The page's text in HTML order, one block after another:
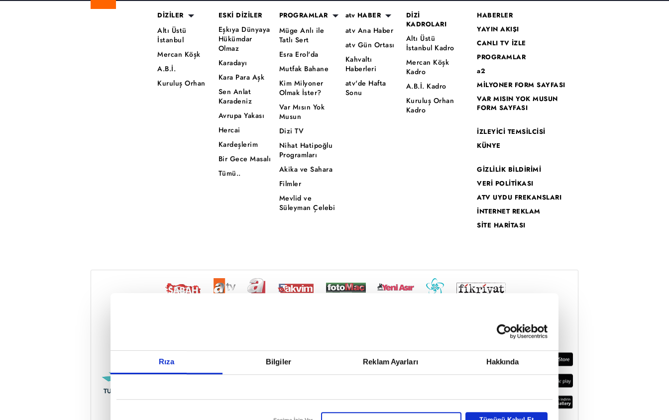
Rıza Bilgiler Reklam Ayarları Hakkında
Reddet
DİZİLER
Altı Üstü
İstanbul
Mercan Köşk
A.B.İ.
Kuruluş Orhan
ESKİ DİZİLER
Eşkıya Dünyaya
Hükümdar
Olmaz
Karadayı
Kara Para Aşk
Sen Anlat
Karadeniz
Avrupa Yakası
Hercai
Kardeşlerim
Bir Gece Masalı
Tümü..
PROGRAMLAR
Müge Anlı ile
Tatlı Sert
Esra Erol'da
Mutfak Bahane
Kim Milyoner
Olmak İster?
Var Mısın Yok
Musun
Dizi TV
Nihat Hatipoğlu
Programları
Akika ve Sahara
Filmler
Mevlid ve
Süleyman Çelebi
atv HABER
atv Ana Haber
atv Gün Ortası
Kahvaltı
Haberleri
atv'de Hafta
Sonu
DİZİ
KADROLARI
Altı Üstü
İstanbul Kadro
Mercan Köşk
Kadro
A.B.İ. Kadro
Kuruluş Orhan
Kadro
HABERLER
YAYIN AKIŞI
CANLI TV İZLE
PROGRAMLAR
a2
MİLYONER FORM SAYFASI
VAR MISIN YOK MUSUN
FORM SAYFASI
İZLEYİCİ TEMSİLCİSİ
KÜNYE
GİZLİLİK BİLDİRİMİ
VERİ POLİTİKASI
ATV UYDU FREKANSLARI
İNTERNET REKLAM
SİTE HARİTASI